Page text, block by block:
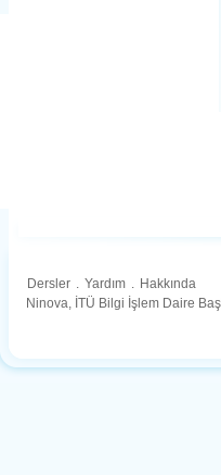
Dersler . Yardım . Hakkında
Ninova, İTÜ Bilgi İşlem Daire